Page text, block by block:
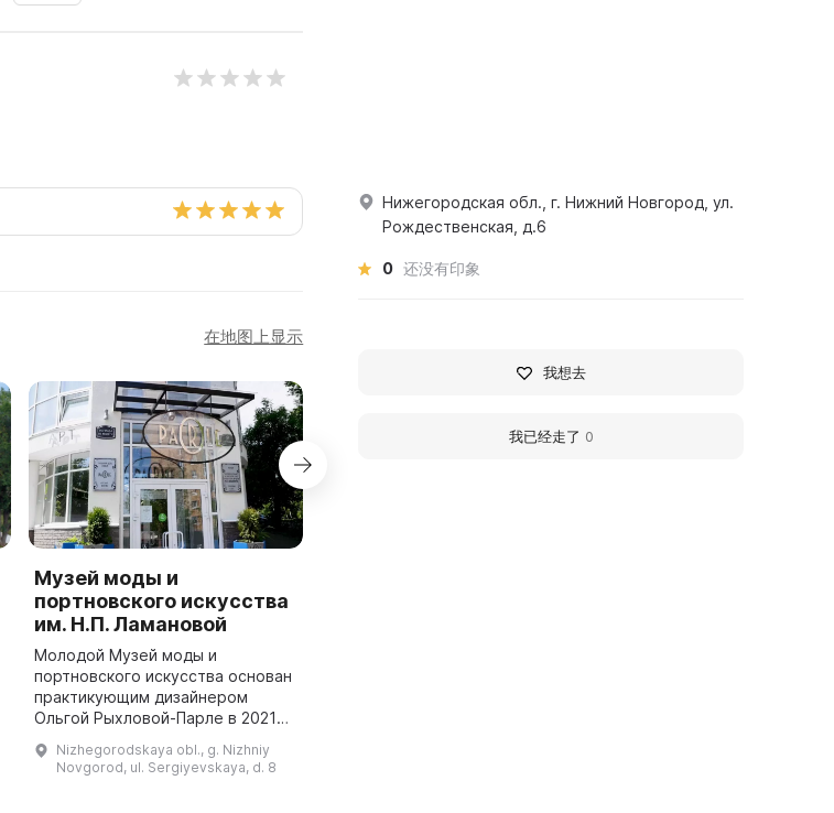
在地图上显示
Музей моды и
портновского искусства
им. Н.П. Ламановой
Молодой Музей моды и
портновского искусства основан
практикующим дизайнером
Ольгой Рыхловой-Парле в 2021
творчеством Надежды
Ламановой, она была поражена
Nizhegorodskaya obl., g. Nizhniy
Novgorod, ul. Sergiyevskaya, d. 8
Нижегородская обл., г. Нижний Новгород, ул.
Рождественская, д.6
0 还没有印象
我想去
我已经走了 0